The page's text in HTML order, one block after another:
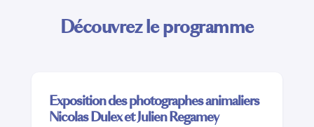
Découvrez le programme
Exposition des photographes animaliers
Nicolas Dulex et Julien Regamey